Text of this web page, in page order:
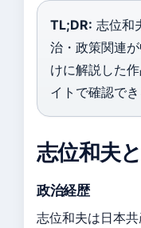
TL;DR: 志位和
治・政策関連
けに解説した
イトで確認でき
志位和夫
政治経歴
志位和夫は日本